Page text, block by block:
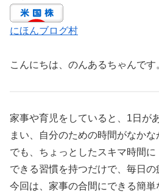
にほんブログ村
こんにちは、のんあるちゃんです
家事や育児をしていると、1日が
まい、自分のための時間がなかな
でも、ちょっとしたスキマ時間に
できる習慣を持つだけで、毎日の
今回は、家事の合間にできる簡